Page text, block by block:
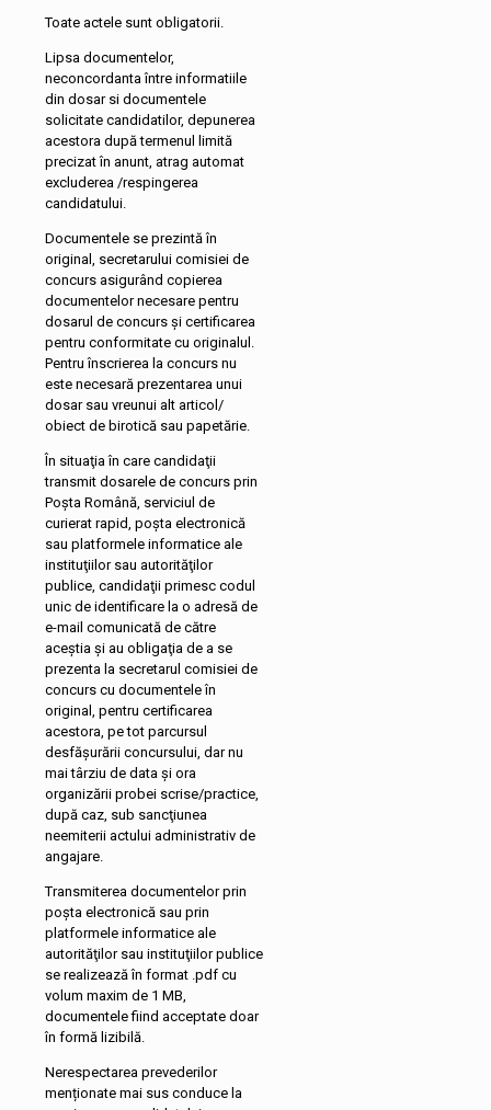
Toate actele sunt obligatorii.
Lipsa documentelor,
neconcordanta între informatiile
din dosar si documentele
solicitate candidatilor, depunerea
acestora după termenul limită
precizat în anunt, atrag automat
excluderea /respingerea
candidatului.
Documentele se prezintă în
original, secretarului comisiei de
concurs asigurând copierea
documentelor necesare pentru
dosarul de concurs și certificarea
pentru conformitate cu originalul.
Pentru înscrierea la concurs nu
este necesară prezentarea unui
dosar sau vreunui alt articol/
obiect de birotică sau papetărie.
În situaţia în care candidaţii
transmit dosarele de concurs prin
Poşta Română, serviciul de
curierat rapid, poşta electronică
sau platformele informatice ale
instituţiilor sau autorităţilor
publice, candidaţii primesc codul
unic de identificare la o adresă de
e-mail comunicată de către
aceştia şi au obligaţia de a se
prezenta la secretarul comisiei de
concurs cu documentele în
original, pentru certificarea
acestora, pe tot parcursul
desfăşurării concursului, dar nu
mai târziu de data şi ora
organizării probei scrise/practice,
după caz, sub sancţiunea
neemiterii actului administrativ de
angajare.
Transmiterea documentelor prin
poşta electronică sau prin
platformele informatice ale
autorităţilor sau instituţiilor publice
se realizează în format .pdf cu
volum maxim de 1 MB,
documentele fiind acceptate doar
în formă lizibilă.
Nerespectarea prevederilor
menționate mai sus conduce la